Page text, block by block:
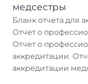
Бланк отчета для
Отчет о
Отчет о
аккредитации.
аккредитации